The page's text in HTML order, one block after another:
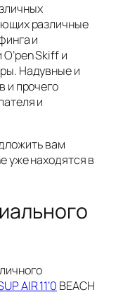
различные
и
Skiff и
Надувные и
и прочего
и
вам
уже находятся в
AIR 11’0 BEACH